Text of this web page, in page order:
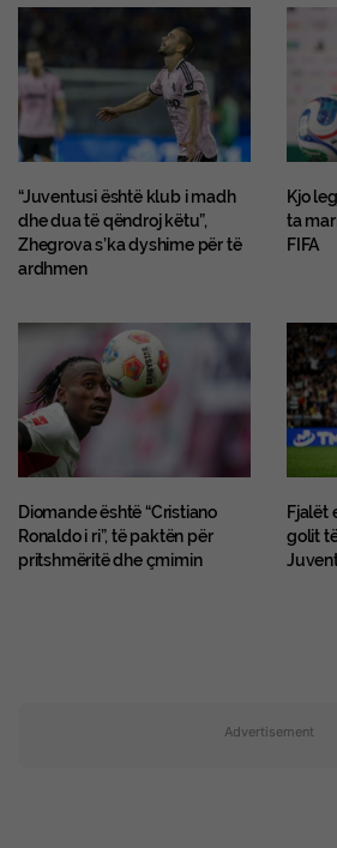
“Juventusi është klub i madh
dhe dua të qëndroj këtu”,
Zhegrova s’ka dyshime për të
ardhmen
Kjo
ta
FIFA
Diomande është “Cristiano
Ronaldo i ri”, të paktën për
pritshmëritë dhe çmimin
Fjalët
golit
Advertisement